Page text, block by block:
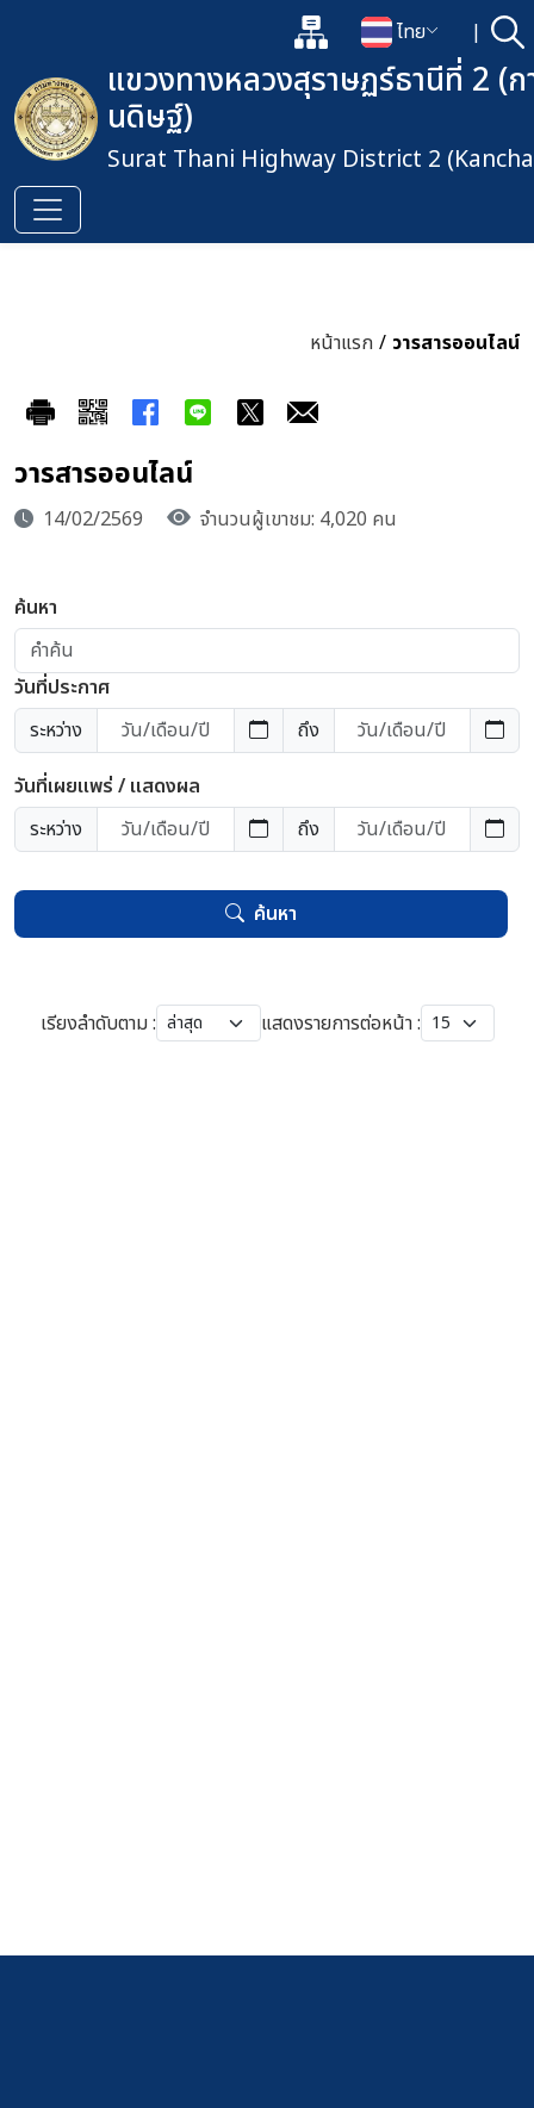
แผนผังเว็บไซต์
เปลี่ยนภาษา
ไทย | ค้
เปิดกล่องค้นหาข้อมูลหลักของเ
แขวงทางหลวงสุราษฏร์ธานีที่ 2 (
นดิษฐ์)
Surat Thani Highway District 2
หน้าแรก / วารสารออนไลน์
วารสารออนไลน์
14/02/2569 จำนวนผู้เขาชม: 4,020 คน
ค้นหา
วันที่ประกาศ
ระหว่าง
ถึง
วันที่เผยแพร่ / แสดงผล
ระหว่าง
ถึง
ค้นหา
เรียงลำดับตาม : แสดงรายการต่อหน้า :